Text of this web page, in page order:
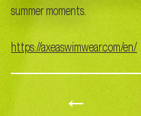
summer moments.
https://axeaswimwear.com/en/
←